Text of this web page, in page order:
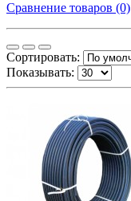
Сравнение товаров (0)
Сортировать:
Показывать: